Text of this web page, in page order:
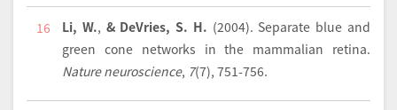
16 Li, W., & DeVries, S. H. (2004). Separate blue and
green cone networks in the mammalian retina.
Nature neuroscience, 7(7), 751-756.